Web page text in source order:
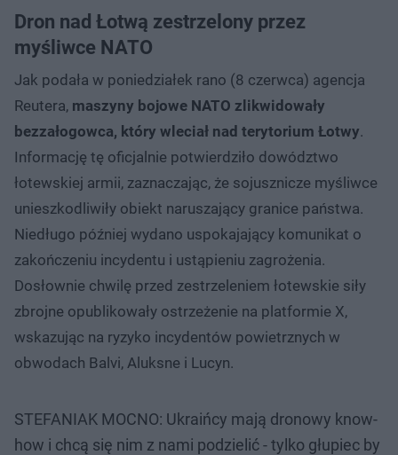
Dron nad Łotwą zestrzelony przez
myśliwce NATO
Jak podała w poniedziałek rano (8 czerwca) agencja
Reutera, maszyny bojowe NATO zlikwidowały
bezzałogowca, który wleciał nad terytorium Łotwy.
Informację tę oficjalnie potwierdziło dowództwo
łotewskiej armii, zaznaczając, że sojusznicze myśliwce
unieszkodliwiły obiekt naruszający granice państwa.
Niedługo później wydano uspokajający komunikat o
zakończeniu incydentu i ustąpieniu zagrożenia.
Dosłownie chwilę przed zestrzeleniem łotewskie siły
zbrojne opublikowały ostrzeżenie na platformie X,
wskazując na ryzyko incydentów powietrznych w
obwodach Balvi, Aluksne i Lucyn.
STEFANIAK MOCNO: Ukraińcy mają dronowy know-
how i chcą się nim z nami podzielić - tylko głupiec by